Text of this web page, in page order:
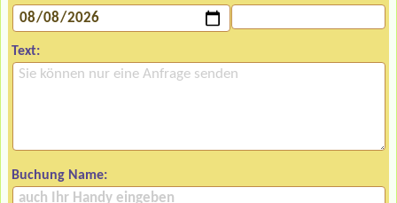
Text:
Buchung Name: